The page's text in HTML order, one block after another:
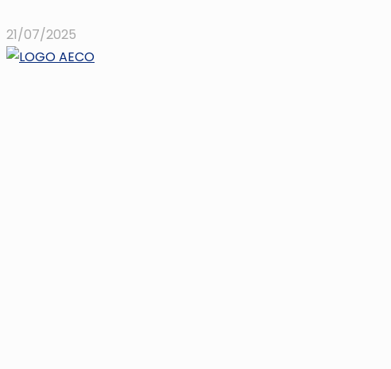
21/07/2025